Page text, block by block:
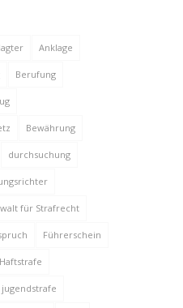
Anklage
Berufung
Bewährung
durchsuchung
für Strafrecht
Führerschein
Haftstrafe
jugendstrafe